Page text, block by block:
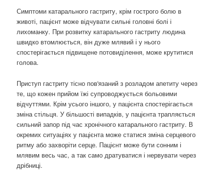
Симптоми катарального гастриту, крім гострого болю в
животі, пацієнт може відчувати сильні головні болі і
лихоманку. При розвитку катарального гастриту людина
швидко втомлюється, він дуже млявий і у нього
спостерігається підвищене потовиділення, може крутитися
голова.
Приступ гастриту тісно пов'язаний з розладом апетиту через
те, що кожен прийом їжі супроводжується больовими
відчуттями. Крім усього іншого, у пацієнта спостерігається
зміна стільця. У більшості випадків, у пацієнта трапляється
сильний запор під час хронічного катарального гастриту. В
окремих ситуаціях у пацієнта може статися зміна серцевого
ритму або захворіти серце. Пацієнт може бути сонним і
млявим весь час, а так само дратуватися і нервувати через
дрібниці.